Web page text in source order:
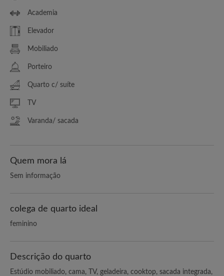
Academia
Elevador
Mobiliado
Porteiro
Quarto c/ suíte
TV
Varanda/ sacada
Quem mora lá
Sem informação
colega de quarto ideal
feminino
Descrição do quarto
Estúdio mobiliado, cama, TV, geladeira, cooktop, sacada integrada,